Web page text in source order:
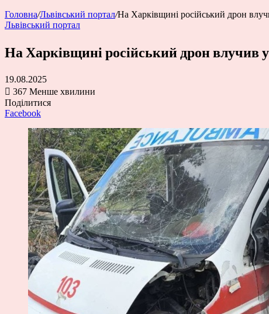
Головна/Львівський портал/На Харківщині російський дрон
Львівський портал
На Харківщині російський дрон влучив
19.08.2025
367 Менше хвилини
Поділитися
Facebook